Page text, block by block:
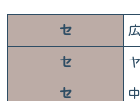
セ
セ
セ